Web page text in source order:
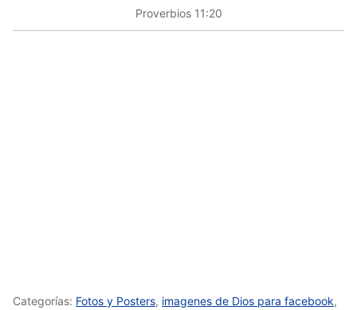
Proverbios 11:20
Categorías: Fotos y Posters, imagenes de Dios para facebook,